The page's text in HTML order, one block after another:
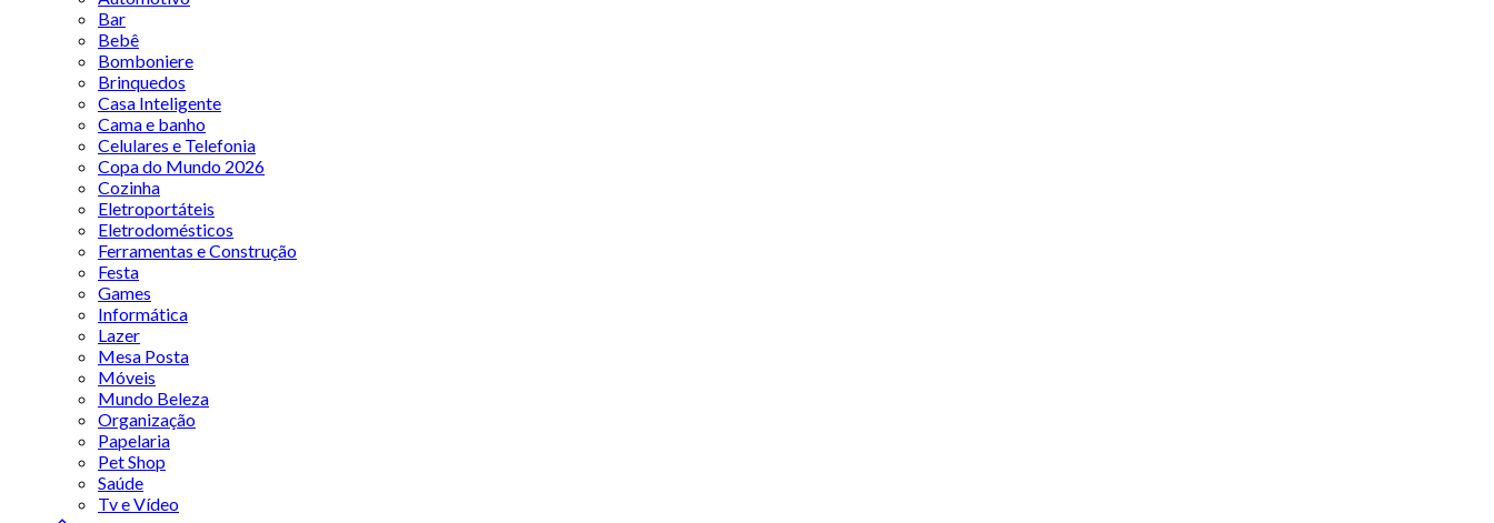
Bar
Bebê
Bomboniere
Brinquedos
Casa Inteligente
Cama e banho
Celulares e Telefonia
Copa do Mundo 2026
Cozinha
Eletroportáteis
Eletrodomésticos
Ferramentas e Construção
Festa
Games
Informática
Lazer
Mesa Posta
Móveis
Mundo Beleza
Organização
Papelaria
Pet Shop
Saúde
Tv e Vídeo